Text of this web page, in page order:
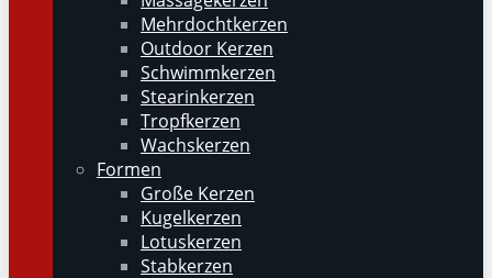
Mehrdochtkerzen
Outdoor Kerzen
Schwimmkerzen
Stearinkerzen
Tropfkerzen
Wachskerzen
Formen
Große Kerzen
Kugelkerzen
Lotuskerzen
Stabkerzen